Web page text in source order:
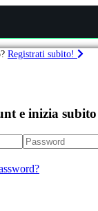
Registrati subito!
e inizia